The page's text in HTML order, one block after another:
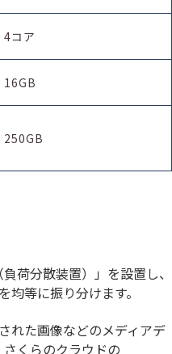
4コア
16GB
250GB
荷分散装置）」を設置し、
等に振り分けます。
れた画像などのメディアデ
さくらのクラウドの